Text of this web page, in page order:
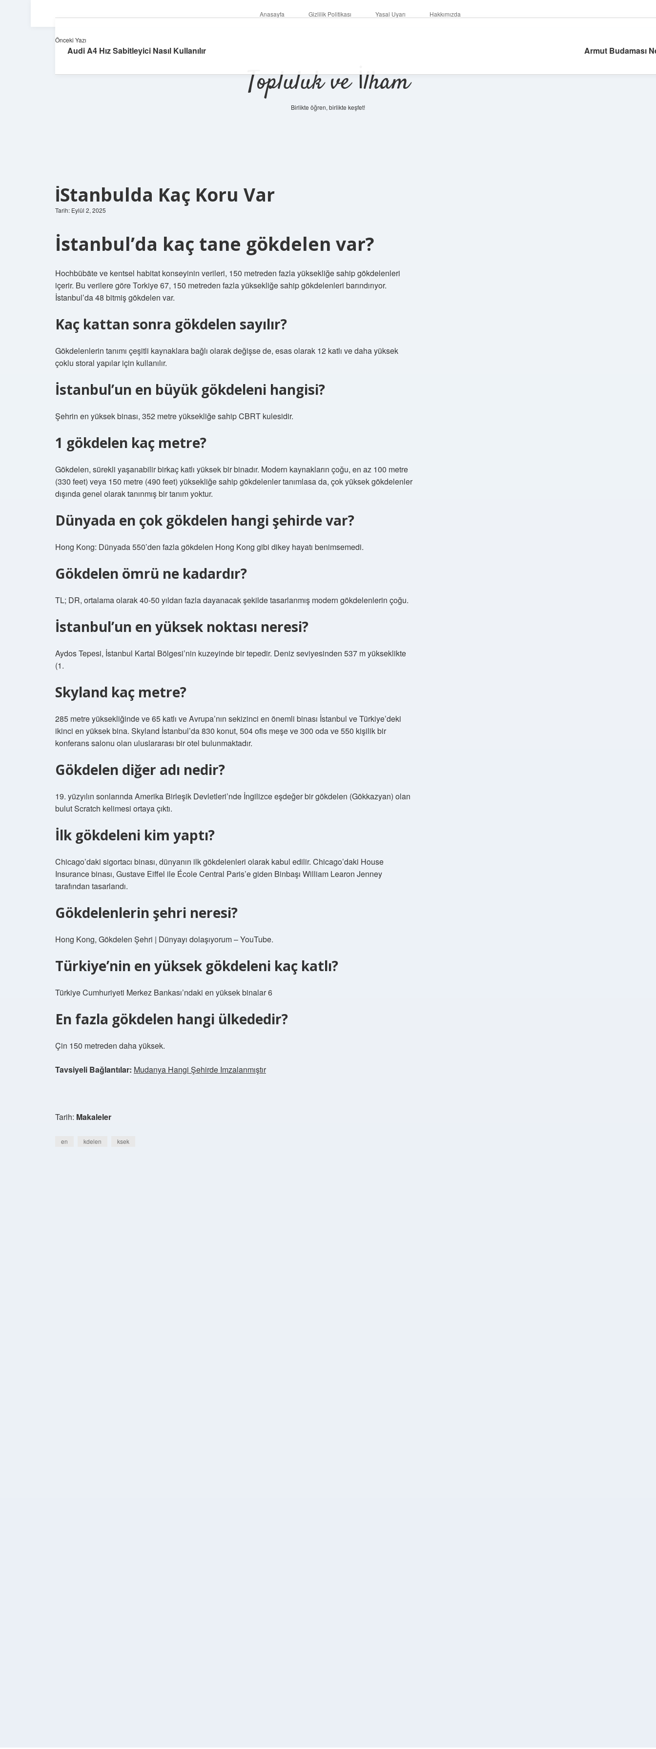
Anasayfa Gizlilik Politikası Yasal Uyarı Hakkımızda
Topluluk ve İlham
Birlikte öğren, birlikte keşfet!
İStanbulda Kaç Koru Var
Tarih: Eylül 2, 2025
İstanbul’da kaç tane gökdelen var?
Hochbübäte ve kentsel habitat konseyinin verileri, 150 metreden fazla yüksekliğe sahip gökdelenleri
içerir. Bu verilere göre Torkiye 67, 150 metreden fazla yüksekliğe sahip gökdelenleri barındırıyor.
İstanbul’da 48 bitmiş gökdelen var.
Kaç kattan sonra gökdelen sayılır?
Gökdelenlerin tanımı çeşitli kaynaklara bağlı olarak değişse de, esas olarak 12 katlı ve daha yüksek
çoklu storal yapılar için kullanılır.
İstanbul’un en büyük gökdeleni hangisi?
Şehrin en yüksek binası, 352 metre yüksekliğe sahip CBRT kulesidir.
1 gökdelen kaç metre?
Gökdelen, sürekli yaşanabilir birkaç katlı yüksek bir binadır. Modern kaynakların çoğu, en az 100 metre
(330 feet) veya 150 metre (490 feet) yüksekliğe sahip gökdelenler tanımlasa da, çok yüksek gökdelenler
dışında genel olarak tanınmış bir tanım yoktur.
Dünyada en çok gökdelen hangi şehirde var?
Hong Kong: Dünyada 550’den fazla gökdelen Hong Kong gibi dikey hayatı benimsemedi.
Gökdelen ömrü ne kadardır?
TL; DR, ortalama olarak 40-50 yıldan fazla dayanacak şekilde tasarlanmış modern gökdelenlerin çoğu.
İstanbul’un en yüksek noktası neresi?
Aydos Tepesi, İstanbul Kartal Bölgesi’nin kuzeyinde bir tepedir. Deniz seviyesinden 537 m yükseklikte
(1.
Skyland kaç metre?
285 metre yüksekliğinde ve 65 katlı ve Avrupa’nın sekizinci en önemli binası İstanbul ve Türkiye’deki
ikinci en yüksek bina. Skyland İstanbul’da 830 konut, 504 ofis meşe ve 300 oda ve 550 kişilik bir
konferans salonu olan uluslararası bir otel bulunmaktadır.
Gökdelen diğer adı nedir?
19. yüzyılın sonlarında Amerika Birleşik Devletleri’nde İngilizce eşdeğer bir gökdelen (Gökkazyan) olan
bulut Scratch kelimesi ortaya çıktı.
İlk gökdeleni kim yaptı?
Chicago’daki sigortacı binası, dünyanın ilk gökdelenleri olarak kabul edilir. Chicago’daki House
Insurance binası, Gustave Eiffel ile École Central Paris’e giden Binbaşı William Learon Jenney
tarafından tasarlandı.
Gökdelenlerin şehri neresi?
Hong Kong, Gökdelen Şehri | Dünyayı dolaşıyorum – YouTube.
Türkiye’nin en yüksek gökdeleni kaç katlı?
Türkiye Cumhuriyeti Merkez Bankası’ndaki en yüksek binalar 6
En fazla gökdelen hangi ülkededir?
Çin 150 metreden daha yüksek.
Tavsiyeli Bağlantılar: Mudanya Hangi Şehirde Imzalanmıştır
Tarih: Makaleler
en kdelen ksek
Önceki Yazı
Audi A4 Hız Sabitleyici Nasıl Kullanılır Armut Budaması